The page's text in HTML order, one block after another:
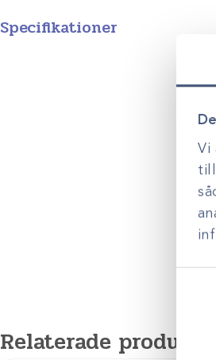
Vi
Specifikationer
26x76mm /50st, 26x76mm /50st
Relaterade produkter